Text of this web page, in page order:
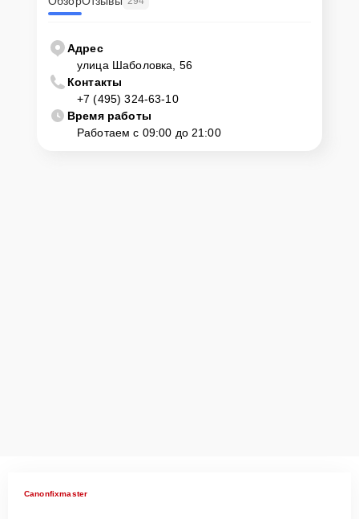
Адрес
улица Шаболовка, 56
Контакты
+7 (495) 324-63-10
Время работы
Работаем с 09:00 до 21:00
Canonfixmaster